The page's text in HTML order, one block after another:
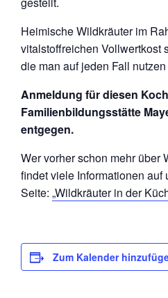
Heimische Wildkräuter im
vitalstoffreichen Vollwertkost
die man auf jeden Fall
Anmeldung für diesen
Familienbildungsstätte
entgegen.
Wer vorher schon mehr über
findet viele Informationen auf
Seite: „Wildkräuter in der
Zum Kalender